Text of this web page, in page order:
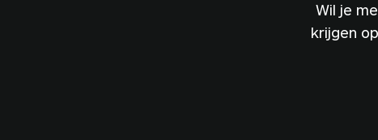
Wil je
krijgen